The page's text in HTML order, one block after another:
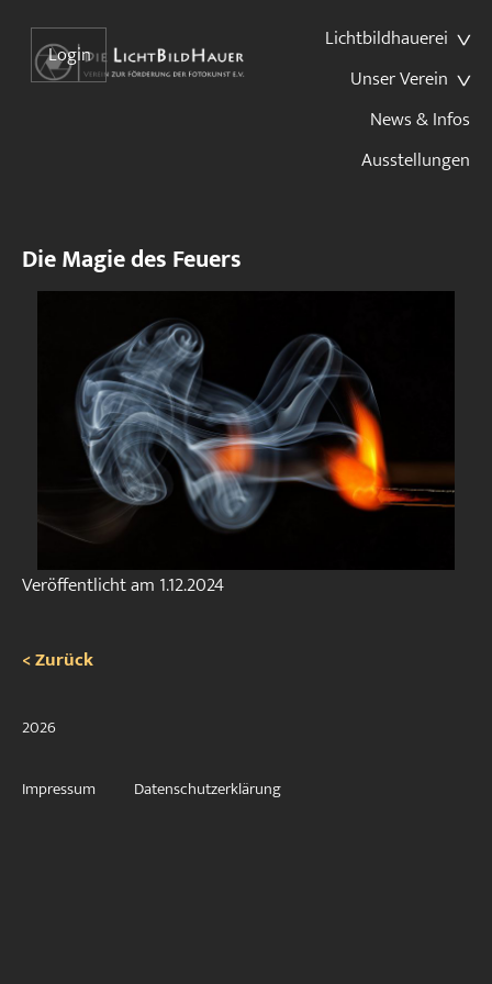
Lichtbildhauerei
Unser Verein
News & Infos
Ausstellungen
Login
Die Magie des Feuers
Veröffentlicht am 1.12.2024
< Zurück
2026
Impressum Datenschutzerklärung